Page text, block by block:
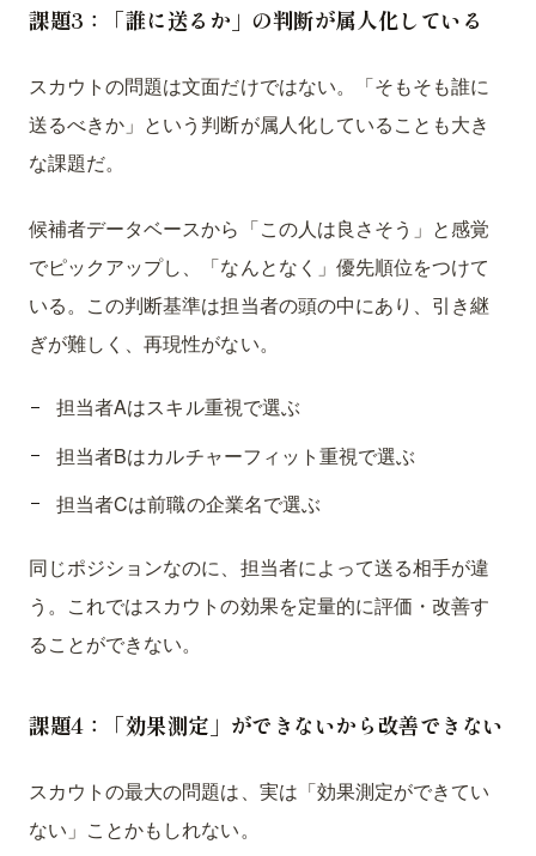
課題3：「誰に送るか」の判断が属人化している
スカウトの問題は文面だけではない。「そもそも誰に
送るべきか」という判断が属人化していることも大き
な課題だ。
候補者データベースから「この人は良さそう」と感覚
でピックアップし、「なんとなく」優先順位をつけて
いる。この判断基準は担当者の頭の中にあり、引き継
ぎが難しく、再現性がない。
担当者Aはスキル重視で選ぶ
担当者Bはカルチャーフィット重視で選ぶ
担当者Cは前職の企業名で選ぶ
同じポジションなのに、担当者によって送る相手が違
う。これではスカウトの効果を定量的に評価・改善す
ることができない。
課題4：「効果測定」ができないから改善できない
スカウトの最大の問題は、実は「効果測定ができてい
ない」ことかもしれない。